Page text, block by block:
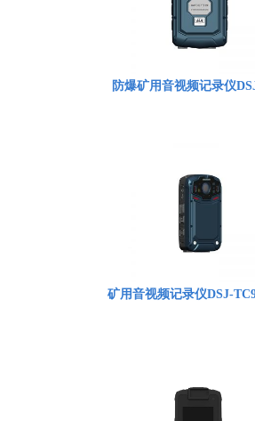
防爆矿用音视频记录仪
矿用音视频记录仪DSJ-TC9